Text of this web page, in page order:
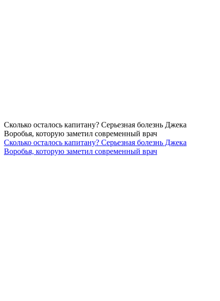
Сколько осталось капитану? Серьезная болезнь Джека
Воробья, которую заметил современный врач
Сколько осталось капитану? Серьезная болезнь Джека
Воробья, которую заметил современный врач